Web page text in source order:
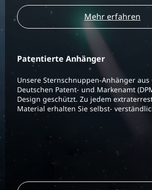
Mehr erfahren
Patentierte Anhänger
Unsere Sternschnuppen-Anhänger aus
Deutschen Patent- und Markenamt
Design geschützt. Zu jedem
Material erhalten Sie selbst-